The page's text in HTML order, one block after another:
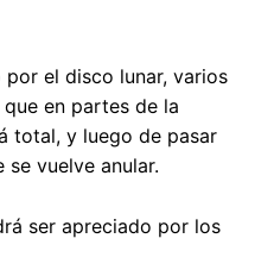
el disco lunar, varios
en partes de la
total, y luego de pasar
vuelve anular.
ser apreciado por los